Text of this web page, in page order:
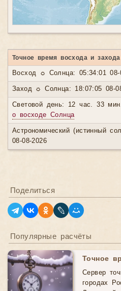
Точное время восхода и
Восход ☼ Солнца: 05:34:01 08-
Заход ☼ Солнца: 18:07:05 08-
Световой день: 12 час. 33
о восходе Солнца
Астрономический (истинный
08-08-2026
Поделиться
Популярные расчёты
Точное
Сервер
городах